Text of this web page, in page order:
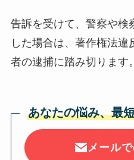
告訴を受けて、警察や検
した場合は、著作権法違
者の逮捕に踏み切ります。
あなたの悩み、最
メール